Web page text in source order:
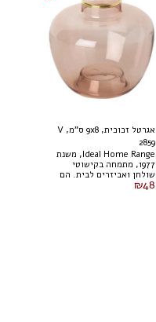
אגרטל זכוכית, 9x8 ס"מ, V
2859
Ideal Home Range, משנת
1977, מתמחה בקישוטי
שולחן ואביזרים לבית. הם
יהוו מתנה נהדרת וקישוט
₪48